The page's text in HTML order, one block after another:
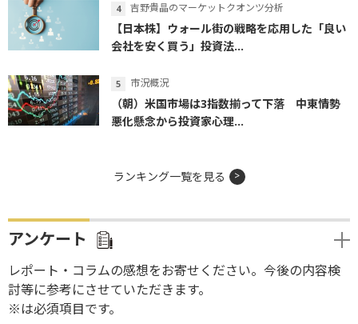
吉野貴晶のマーケットクオンツ分析
【日本株】ウォール街の戦略を応用した「良い
会社を安く買う」投資法...
市況概況
（朝）米国市場は3指数揃って下落 中東情勢
悪化懸念から投資家心理...
ランキング一覧を見る
アンケート
レポート・コラムの感想をお寄せください。今後の内容検
討等に参考にさせていただきます。
※は必須項目です。